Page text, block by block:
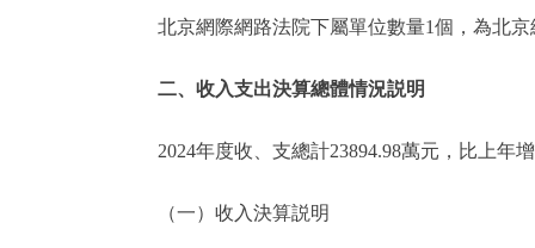
北京網際網路法院下屬單位數量1個，為北
二、收入支出決算總體情況説明
2024年度收、支總計23894.98萬元，比上年
（一）收入決算説明